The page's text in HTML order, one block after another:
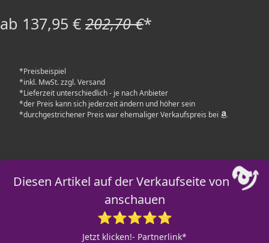
ab 137,95 € 202,70 €*
*Preisbeispiel
*inkl. MwSt. zzgl. Versand
*Lieferzeit unterschiedlich - je nach Anbieter
*der Preis kann sich jederzeit ändern und höher sein
*durchgestrichener Preis war ehemaliger Verkaufspreis bei
Diesen Artikel auf der Verkaufseite von
anschauen
⭐⭐⭐⭐⭐
Jetzt klicken!- Partnerlink*